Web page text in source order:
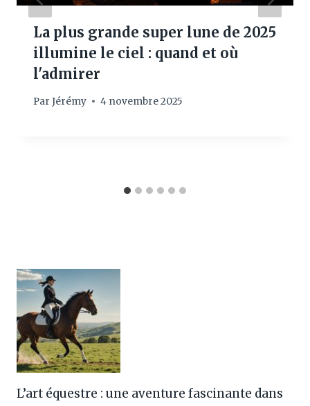
La plus grande super lune de 2025
illumine le ciel : quand et où
l'admirer
Par Jérémy 4 novembre 2025
L’art équestre : une aventure fascinante dans